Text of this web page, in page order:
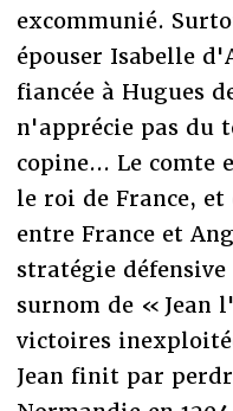
excommunié.
épouser Isabelle
fiancée à Hugues
n'apprécie pas du
copine... Le comte
le roi de France,
entre France et
stratégie
surnom de « Jean
victoires
Jean finit par